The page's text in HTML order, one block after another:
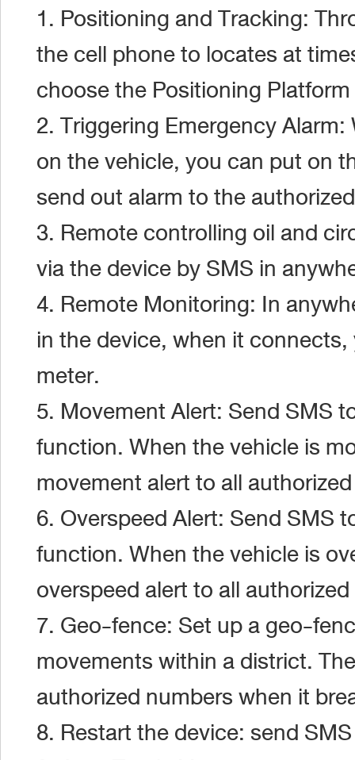
1. Positioning and Tracking:
the cell phone to locates at
choose the Positioning
2. Triggering Emergency
on the vehicle, you can put on
send out alarm to the
3. Remote controlling oil and
via the device by SMS in
4. Remote Monitoring: In
in the device, when it
meter.
5. Movement Alert: Send SMS
function. When the vehicle is
movement alert to all
6. Overspeed Alert: Send SMS
function. When the vehicle is
overspeed alert to all
7. Geo-fence: Set up a geo-
movements within a district.
authorized numbers when it
8. Restart the device: send